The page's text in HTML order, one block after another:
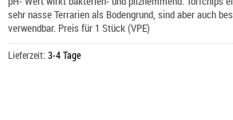
sehr nasse Terrarien als Bodengrund, sind aber auch
verwendbar. Preis für 1 Stück (VPE)
Lieferzeit: 3-4 Tage